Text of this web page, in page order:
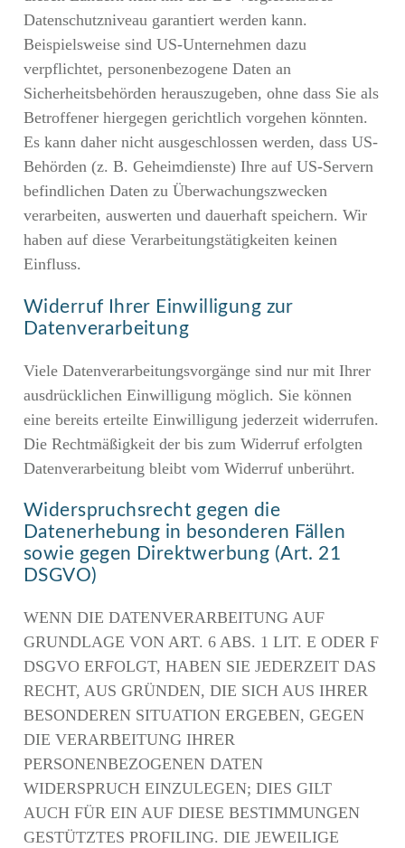
Datenschutzniveau garantiert werden kann.
Beispielsweise sind US-Unternehmen dazu
verpflichtet, personenbezogene Daten an
Sicherheitsbehörden herauszugeben, ohne dass Sie als
Betroffener hiergegen gerichtlich vorgehen könnten.
Es kann daher nicht ausgeschlossen werden, dass US-
Behörden (z. B. Geheimdienste) Ihre auf US-Servern
befindlichen Daten zu Überwachungszwecken
verarbeiten, auswerten und dauerhaft speichern. Wir
haben auf diese Verarbeitungstätigkeiten keinen
Einfluss.
Widerruf Ihrer Einwilligung zur
Datenverarbeitung
Viele Datenverarbeitungsvorgänge sind nur mit Ihrer
ausdrücklichen Einwilligung möglich. Sie können
eine bereits erteilte Einwilligung jederzeit widerrufen.
Die Rechtmäßigkeit der bis zum Widerruf erfolgten
Datenverarbeitung bleibt vom Widerruf unberührt.
Widerspruchsrecht gegen die
Datenerhebung in besonderen Fällen
sowie gegen Direktwerbung (Art. 21
DSGVO)
WENN DIE DATENVERARBEITUNG AUF
GRUNDLAGE VON ART. 6 ABS. 1 LIT. E ODER F
DSGVO ERFOLGT, HABEN SIE JEDERZEIT DAS
RECHT, AUS GRÜNDEN, DIE SICH AUS IHRER
BESONDEREN SITUATION ERGEBEN, GEGEN
DIE VERARBEITUNG IHRER
PERSONENBEZOGENEN DATEN
WIDERSPRUCH EINZULEGEN; DIES GILT
AUCH FÜR EIN AUF DIESE BESTIMMUNGEN
GESTÜTZTES PROFILING. DIE JEWEILIGE